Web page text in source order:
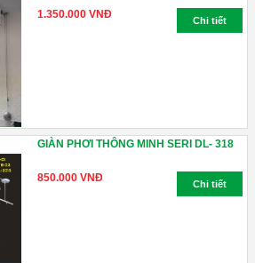
1.350.000 VNĐ Chi tiết
GIÀN PHƠI THÔNG MINH SERI DL- 318
850.000 VNĐ Chi tiết